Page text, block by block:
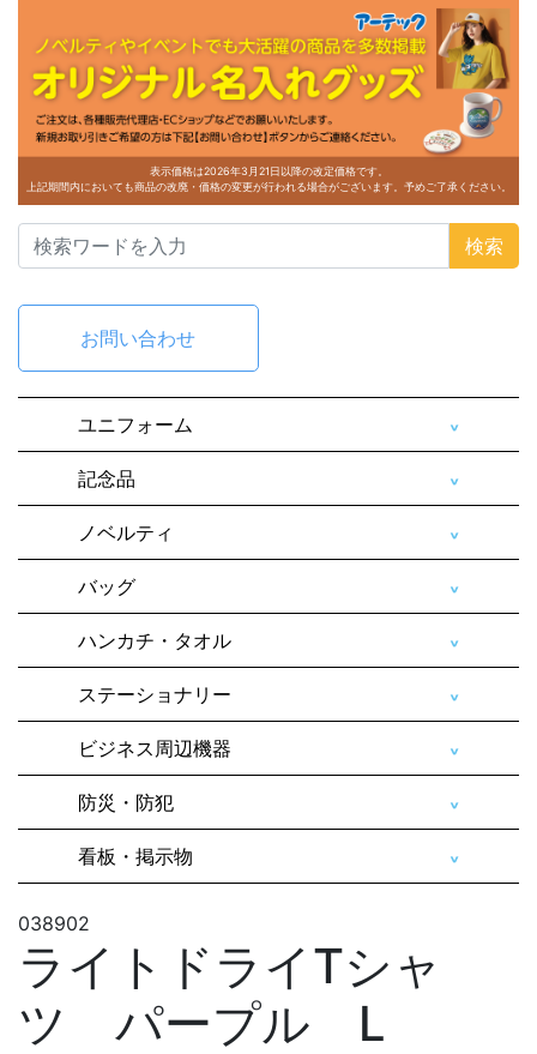
表示価格は2026年3月21日以降の改定価格です。
上記期間内においても商品の改廃・価格の変更が行われる場合がございます。予めご了承ください。
検索
お問い合わせ
ユニフォーム
記念品
ノベルティ
バッグ
ハンカチ・タオル
ステーショナリー
ビジネス周辺機器
防災・防犯
看板・掲示物
038902
ライトドライTシャ
ツ パープル L